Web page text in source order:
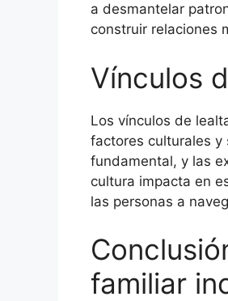
a desmantelar
construir relaciones
Vínculos
Los vínculos de
factores culturales y
fundamental, y las
cultura impacta en
las personas a
familiar